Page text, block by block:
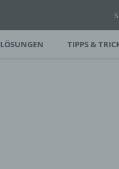
LÖSUNGEN TIPPS &